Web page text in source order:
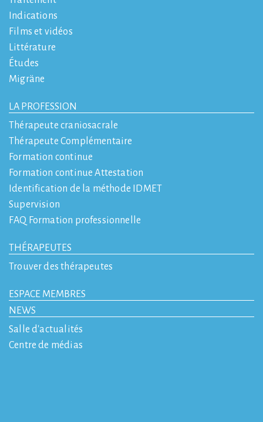
Indications
Films et vidéos
Littérature
Études
Migräne
LA PROFESSION
Thérapeute craniosacrale
Thérapeute Complémentaire
Formation continue
Formation continue Attestation
Identification de la méthode IDMET
Supervision
FAQ Formation professionnelle
THÉRAPEUTES
Trouver des thérapeutes
ESPACE MEMBRES
NEWS
Salle d'actualités
Centre de médias